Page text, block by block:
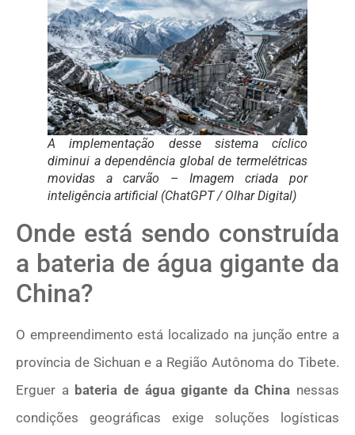
A implementação desse sistema cíclico
diminui a dependência global de termelétricas
movidas a carvão – Imagem criada por
inteligência artificial (ChatGPT / Olhar Digital)
Onde está sendo construída
a bateria de água gigante da
China?
O empreendimento está localizado na junção entre a
província de Sichuan e a Região Autônoma do Tibete.
Erguer a bateria de água gigante da China nessas
condições geográficas exige soluções logísticas